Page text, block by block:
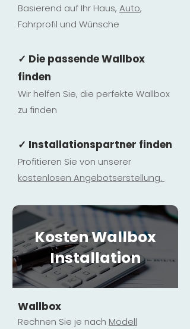
Basierend auf Ihr Haus, Auto,
Fahrprofil und Wünsche
✓ Die passende Wallbox
finden
Wir helfen Sie, die perfekte Wallbox
zu finden
✓ Installationspartner finden
Profitieren Sie von unserer
kostenlosen Angebotserstellung.
Kosten Wallbox
Installation
Wallbox
Rechnen Sie je nach Modell